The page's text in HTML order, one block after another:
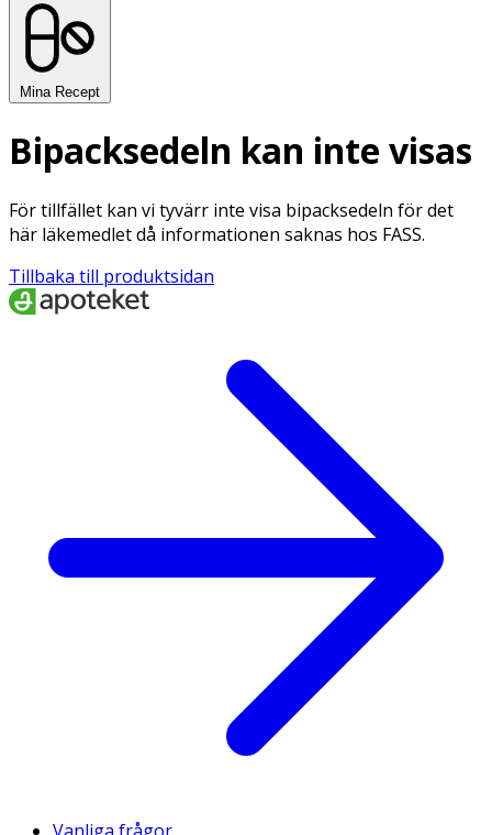
Mina Recept
Bipacksedeln kan inte visas
För tillfället kan vi tyvärr inte visa bipacksedeln för det
här läkemedlet då informationen saknas hos FASS.
Tillbaka till produktsidan